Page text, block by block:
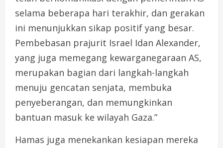
selama beberapa hari terakhir, dan gerakan
ini menunjukkan sikap positif yang besar.
Pembebasan prajurit Israel Idan Alexander,
yang juga memegang kewarganegaraan AS,
merupakan bagian dari langkah-langkah
menuju gencatan senjata, membuka
penyeberangan, dan memungkinkan
bantuan masuk ke wilayah Gaza.”
Hamas juga menekankan kesiapan mereka